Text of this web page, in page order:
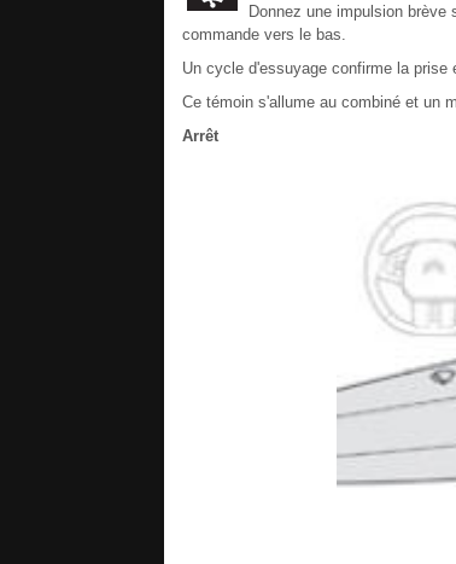
Donnez une impulsion brève
commande vers le bas.
Un cycle d'essuyage confirme la prise
Ce témoin s'allume au combiné et un
Arrêt